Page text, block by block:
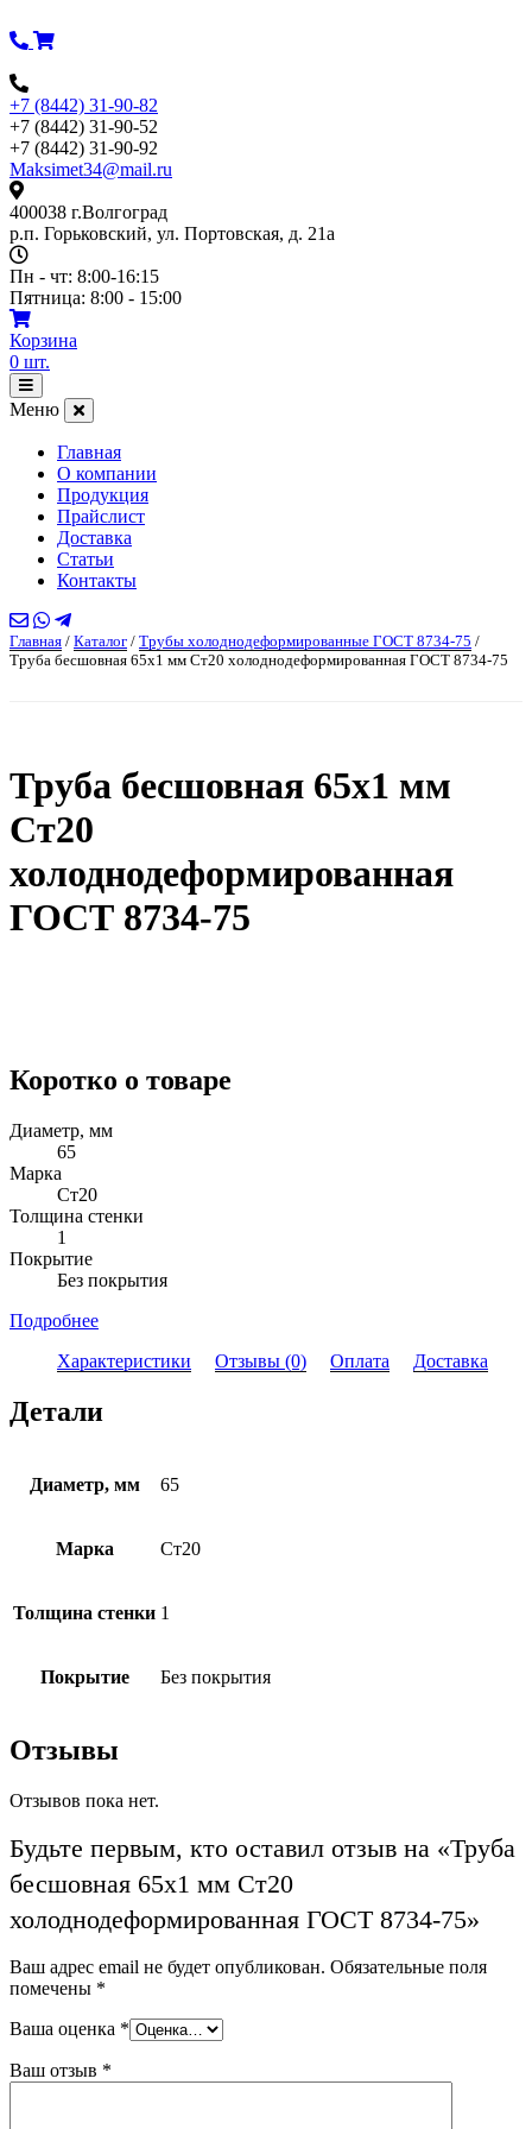
к
+7 (8442) 31-90-82
+7 (8442) 31-90-52
+7 (8442) 31-90-92
Maksimet34@mail.ru
400038 г.Волгоград
р.п. Горьковский, ул. Портовская, д. 21а
Пн - чт: 8:00-16:15
Пятница: 8:00 - 15:00
Корзина
0 шт.
Открыть
меню
Меню
Главная
О компании
Продукция
Прайслист
Доставка
Статьи
Контакты
Главная / Каталог / Трубы холоднодеформированные ГОСТ 8734-75 /
Труба бесшовная 65х1 мм Ст20 холоднодеформированная ГОСТ 8734-75
Труба бесшовная 65х1 мм
Ст20
холоднодеформированная
ГОСТ 8734-75
Коротко о товаре
Диаметр, мм
65
Марка
Ст20
Толщина стенки
1
Покрытие
Без покрытия
Подробнее
Характеристики
Отзывы (0) Оплата Доставка
Детали
Диаметр, мм 65
Марка Ст20
Толщина стенки 1
Покрытие Без покрытия
Отзывы
Отзывов пока нет.
Будьте первым, кто оставил отзыв на «Труба
бесшовная 65х1 мм Ст20
холоднодеформированная ГОСТ 8734-75»
Ваш адрес email не будет опубликован. Обязательные поля
помечены *
Ваша оценка *
Ваш отзыв *